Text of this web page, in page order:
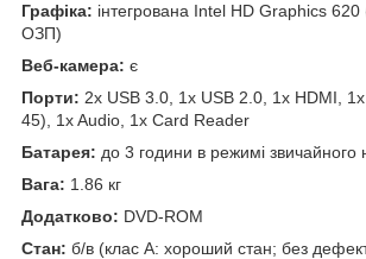
Графіка: інтегрована Intel HD Graphics
ОЗП)
Веб-камера: є
Порти: 2x USB 3.0, 1x USB 2.0, 1x HDMI,
45), 1x Audio, 1x Card Reader
Батарея: до 3 години в режимі звичайного
Вага: 1.86 кг
Додатково: DVD-ROM
Стан: б/в (клас А: хороший стан; без